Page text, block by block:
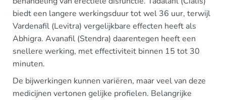
biedt een langere werkingsduur tot wel 36 uur, terwijl
Vardenafil (Levitra) vergelijkbare effecten heeft als
Abhigra. Avanafil (Stendra) daarentegen heeft een
snellere werking, met effectiviteit binnen 15 tot 30
minuten.
De bijwerkingen kunnen variëren, maar veel van deze
medicijnen vertonen gelijke profielen. Belangrijke